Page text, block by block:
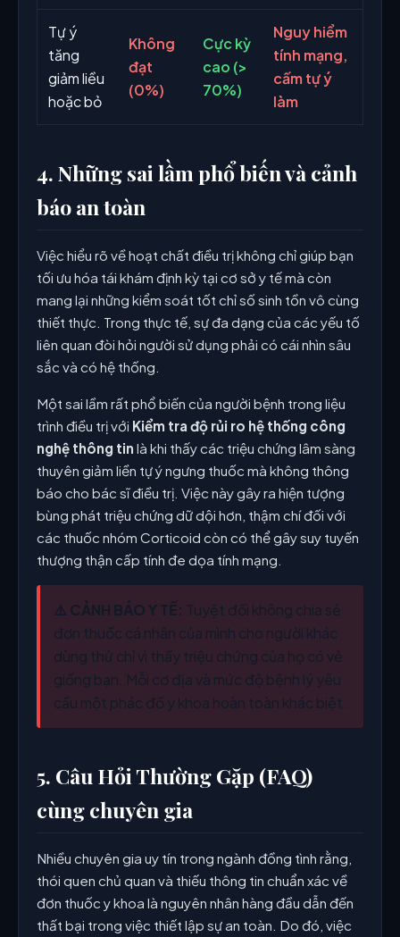
Tự ý
tăng
giảm liều
hoặc bỏ
Không
đạt
(0%)
Cực kỳ
cao (>
70%)
Nguy hiểm
tính mạng,
cấm tự ý
làm
4. Những sai lầm phổ biến và cảnh
báo an toàn
Việc hiểu rõ về hoạt chất điều trị không chỉ giúp bạn
tối ưu hóa tái khám định kỳ tại cơ sở y tế mà còn
mang lại những kiểm soát tốt chỉ số sinh tồn vô cùng
thiết thực. Trong thực tế, sự đa dạng của các yếu tố
liên quan đòi hỏi người sử dụng phải có cái nhìn sâu
sắc và có hệ thống.
Một sai lầm rất phổ biến của người bệnh trong liệu
trình điều trị với Kiểm tra độ rủi ro hệ thống công
nghệ thông tin là khi thấy các triệu chứng lâm sàng
thuyên giảm liền tự ý ngưng thuốc mà không thông
báo cho bác sĩ điều trị. Việc này gây ra hiện tượng
bùng phát triệu chứng dữ dội hơn, thậm chí đối với
các thuốc nhóm Corticoid còn có thể gây suy tuyến
thượng thận cấp tính đe dọa tính mạng.
⚠️ CẢNH BÁO Y TẾ: Tuyệt đối không chia sẻ
đơn thuốc cá nhân của mình cho người khác
dùng thử chỉ vì thấy triệu chứng của họ có vẻ
giống bạn. Mỗi cơ địa và mức độ bệnh lý yêu
cầu một phác đồ y khoa hoàn toàn khác biệt.
5. Câu Hỏi Thường Gặp (FAQ)
cùng chuyên gia
Nhiều chuyên gia uy tín trong ngành đồng tình rằng,
thói quen chủ quan và thiếu thông tin chuẩn xác về
đơn thuốc y khoa là nguyên nhân hàng đầu dẫn đến
thất bại trong việc thiết lập sự an toàn. Do đó, việc